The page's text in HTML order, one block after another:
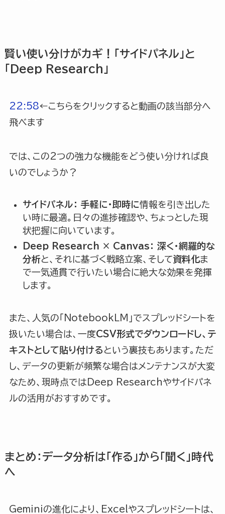
賢い使い分けがカギ！「サイドパネル」と
「Deep Research」
22:58←こちらをクリックすると動画の該当部分へ
飛べます
では、この2つの強力な機能をどう使い分ければ良
いのでしょうか？
サイドパネル： 手軽に・即時に情報を引き出した
い時に最適。日々の進捗確認や、ちょっとした現
状把握に向いています。
Deep Research × Canvas： 深く・網羅的な
分析と、それに基づく戦略立案、そして資料化ま
で一気通貫で行いたい場合に絶大な効果を発揮
します。
また、人気の「NotebookLM」でスプレッドシートを
扱いたい場合は、一度CSV形式でダウンロードし、テ
キストとして貼り付ける という裏技もあります。ただ
し、データの更新が頻繁な場合はメンテナンスが大変
なため、現時点ではDeep Researchやサイドパネ
ルの活用がおすすめです。
まとめ：データ分析は「作る」から「聞く」時代
へ
Geminiの進化により、Excelやスプレッドシートは、